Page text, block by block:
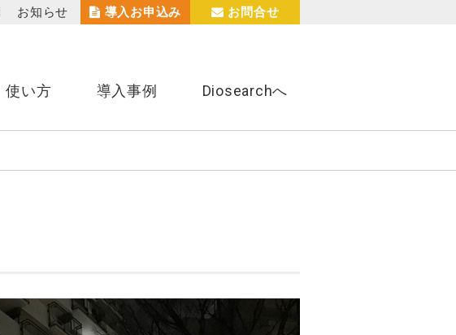
使い方 導入事例 Diosearchへ
お知らせ 導入お申込み お問合せ